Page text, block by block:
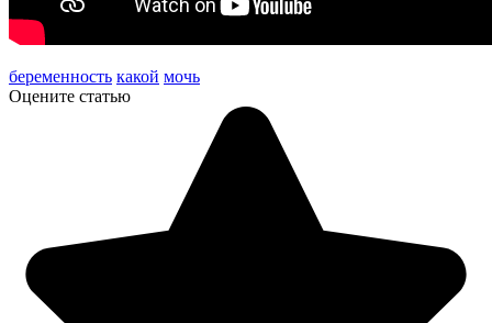
беременность какой мочь
Оцените статью